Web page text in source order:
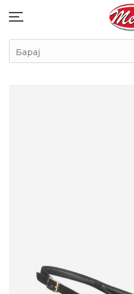
Барај